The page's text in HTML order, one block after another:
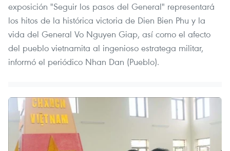
exposición "Seguir los pasos del General" representará
los hitos de la histórica victoria de Dien Bien Phu y la
vida del General Vo Nguyen Giap, así como el afecto
del pueblo vietnamita al ingenioso estratega militar,
informó el periódico Nhan Dan (Pueblo).